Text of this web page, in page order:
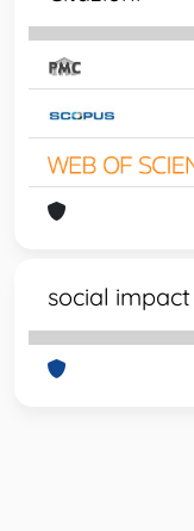
social impact